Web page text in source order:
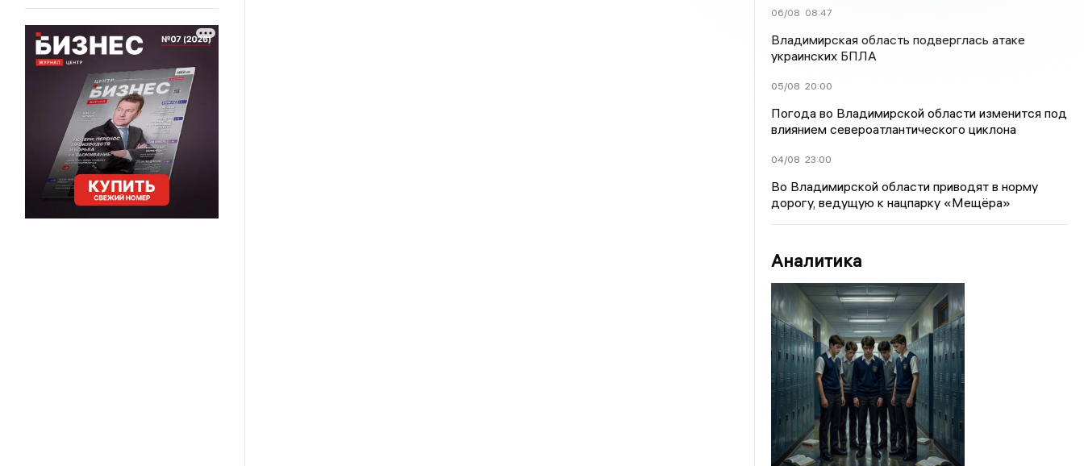
06/08 08:47
Владимирская область подверглась атаке
украинских БПЛА
05/08 20:00
Погода во Владимирской области изменится под
влиянием североатлантического циклона
04/08 23:00
Во Владимирской области приводят в норму
дорогу, ведущую к нацпарку «Мещёра»
Аналитика